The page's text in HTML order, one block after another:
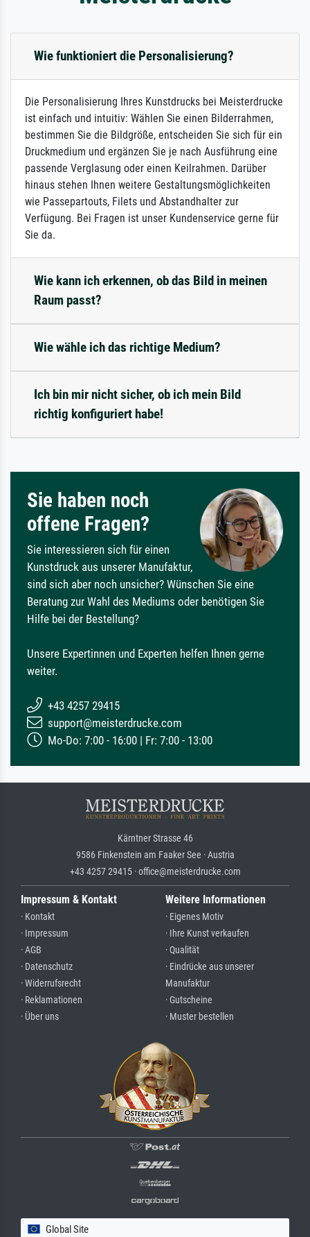
Wie funktioniert die Personalisierung?
Die Personalisierung Ihres Kunstdrucks bei Meisterdrucke
ist einfach und intuitiv: Wählen Sie einen Bilderrahmen,
bestimmen Sie die Bildgröße, entscheiden Sie sich für ein
Druckmedium und ergänzen Sie je nach Ausführung eine
passende Verglasung oder einen Keilrahmen. Darüber
hinaus stehen Ihnen weitere Gestaltungsmöglichkeiten
wie Passepartouts, Filets und Abstandhalter zur
Verfügung. Bei Fragen ist unser Kundenservice gerne für
Sie da.
Wie kann ich erkennen, ob das Bild in meinen
Raum passt?
Wie wähle ich das richtige Medium?
Ich bin mir nicht sicher, ob ich mein Bild
richtig konfiguriert habe!
Sie haben noch
offene Fragen?
Sie interessieren sich für einen
Kunstdruck aus unserer Manufaktur,
sind sich aber noch unsicher? Wünschen Sie eine
Beratung zur Wahl des Mediums oder benötigen Sie
Hilfe bei der Bestellung?
Unsere Expertinnen und Experten helfen Ihnen gerne
weiter.
+43 4257 29415
support@meisterdrucke.com
Mo-Do: 7:00 - 16:00 | Fr: 7:00 - 13:00
Kärntner Strasse 46
9586 Finkenstein am Faaker See · Austria
+43 4257 29415 · office@meisterdrucke.com
Impressum & Kontakt
· Kontakt
· Impressum
· AGB
· Datenschutz
· Widerrufsrecht
· Reklamationen
· Über uns
Weitere Informationen
· Eigenes Motiv
· Ihre Kunst verkaufen
· Qualität
· Eindrücke aus unserer
Manufaktur
· Gutscheine
· Muster bestellen
Global Site